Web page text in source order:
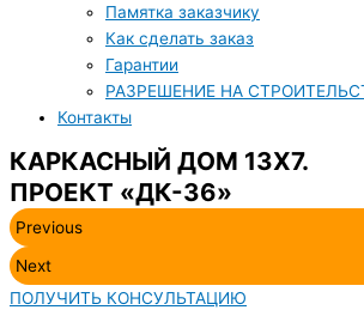
Памятка заказчику
Как сделать заказ
Гарантии
РАЗРЕШЕНИЕ НА
Контакты
КАРКАСНЫЙ ДОМ 13Х7.
ПРОЕКТ «ДК-36»
Previous
Next
ПОЛУЧИТЬ КОНСУЛЬТАЦИЮ